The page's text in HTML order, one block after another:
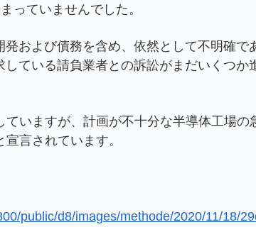
っていませんでした。
および債務を含め、依然として不明確で
ている請負業者との訴訟がまだいくつか
いますが、計画が不十分な半導体工場の
言されています。
public/d8/images/methode/2020/11/18/